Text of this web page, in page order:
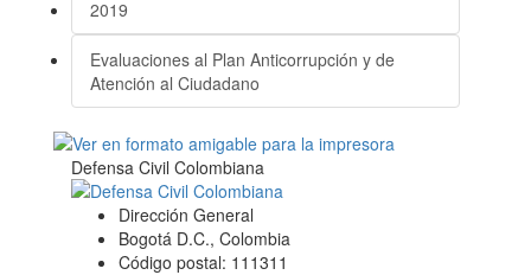
2019
Evaluaciones al Plan Anticorrupción y de
Atención al Ciudadano
Defensa Civil Colombiana
Dirección General
Bogotá D.C., Colombia
Código postal: 111311